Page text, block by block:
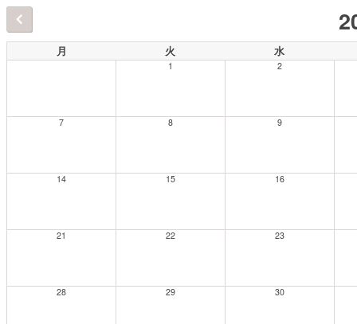
月 火 水
1 2
7 8 9
14 15 16
21 22 23
28 29 30